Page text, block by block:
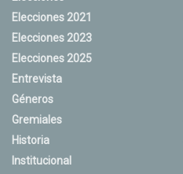
Elecciones 2021
Elecciones 2023
Elecciones 2025
Entrevista
Géneros
Gremiales
Historia
Institucional